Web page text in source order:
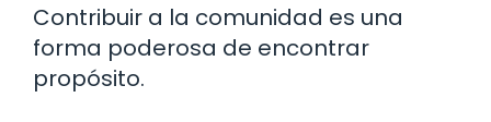
Contribuir a la comunidad es una
forma poderosa de encontrar
propósito.